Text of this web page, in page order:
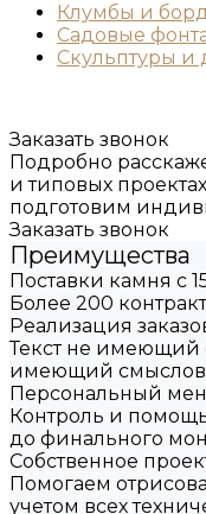
Клумбы и
Садовые
Скульптуры и
Заказать звонок
Подробно
и типовых
подготовим
Заказать звонок
Преимущества
Поставки камня с
Более 200
Реализация
Текст не имеющий
имеющий
Персональный
Контроль и
до финального
Собственное
Помогаем
учетом всех